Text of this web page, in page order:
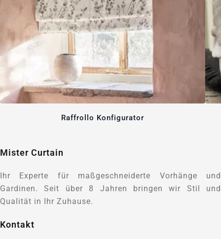
Raffrollo Konfigurator
Mister Curtain
Ihr Experte für maßgeschneiderte Vorhänge und
Gardinen. Seit über 8 Jahren bringen wir Stil und
Qualität in Ihr Zuhause.
Kontakt